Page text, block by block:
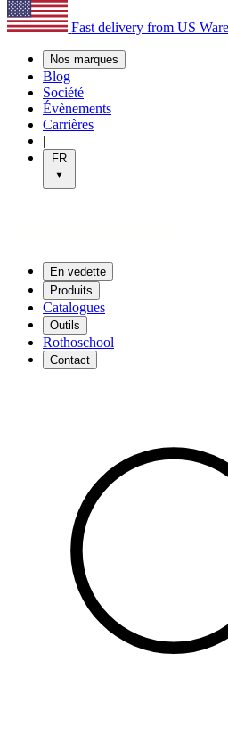
Fast delivery from US
Nos marques
Blog
Société
Évènements
Carrières
|
FR
En vedette
Produits
Catalogues
Outils
Rothoschool
Contact